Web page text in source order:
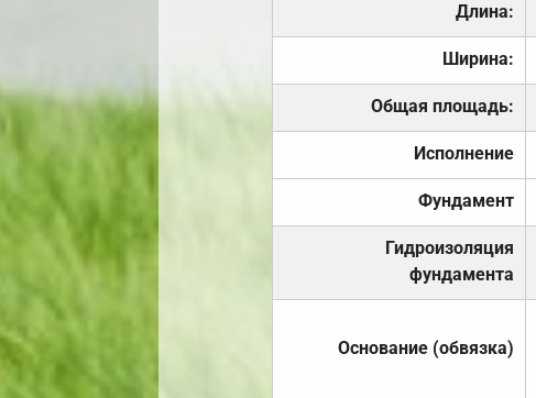
Длина:
Ширина:
Общая площадь:
Исполнение
Фундамент
Гидроизоляция
фундамента
Основание (обвязка)